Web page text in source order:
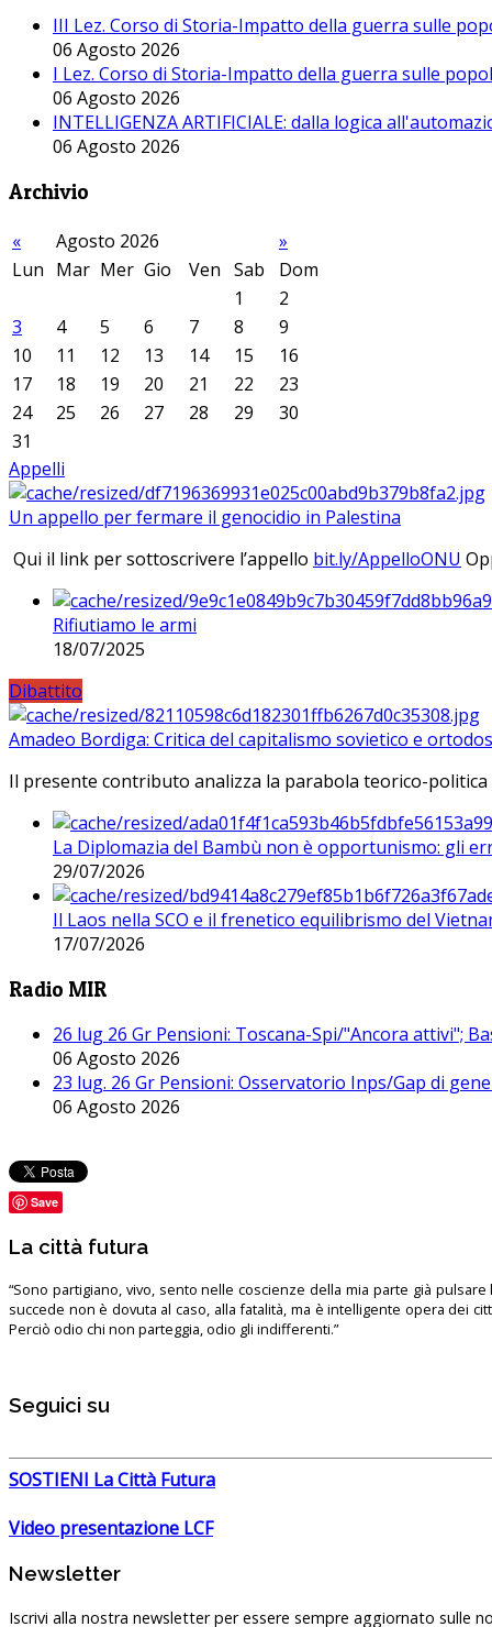
III Lez. Corso di Storia-Impatto della guerra sulle
06 Agosto 2026
I Lez. Corso di Storia-Impatto della guerra sulle
06 Agosto 2026
INTELLIGENZA ARTIFICIALE: dalla logica
06 Agosto 2026
Archivio
« Agosto 2026
»
Lun Mar Mer Gio Ven Sab
Dom
1
2
3
4 5 6 7 8
9
10
11 12 13 14 15
16
17
18 19 20 21 22
23
24
25 26 27 28 29
30
31
Appelli
Un appello per fermare il genocidio in Palestina
Qui il link per sottoscrivere l’appello bit.ly/AppelloONU
Rifiutiamo le armi
18/07/2025
Dibattito
Amadeo Bordiga: Critica del capitalismo sovietico e
Il presente contributo analizza la parabola teorico-
La Diplomazia del Bambù non è opportunismo: gli
29/07/2026
Il Laos nella SCO e il frenetico equilibrismo del
17/07/2026
Radio MIR
26 lug 26 Gr Pensioni: Toscana-Spi/"Ancora attivi";
06 Agosto 2026
23 lug. 26 Gr Pensioni: Osservatorio Inps/Gap di
06 Agosto 2026
Save
La città futura
“Sono partigiano, vivo, sento nelle coscienze della mia parte già pulsare
succede non è dovuta al caso, alla fatalità, ma è intelligente opera dei
Perciò odio chi non parteggia, odio gli indifferenti.”
Seguici su
SOSTIENI La Città Futura
Video presentazione LCF
Newsletter
Iscrivi alla nostra newsletter per essere sempre aggiornato sulle